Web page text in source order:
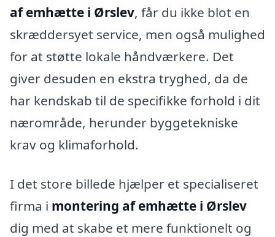
af emhætte i Ørslev, får du ikke blot en
skræddersyet service, men også mulighed
for at støtte lokale håndværkere. Det
giver desuden en ekstra tryghed, da de
har kendskab til de specifikke forhold i dit
nærområde, herunder byggetekniske
krav og klimaforhold.
I det store billede hjælper et specialiseret
firma i montering af emhætte i Ørslev
dig med at skabe et mere funktionelt og